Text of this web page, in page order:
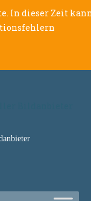
In dieser Zeit